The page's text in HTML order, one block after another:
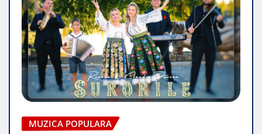
MUZICA POPULARA